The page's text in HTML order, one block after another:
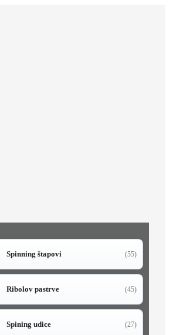
Spinning štapovi (55)
Ribolov pastrve (45)
Spining udice (27)